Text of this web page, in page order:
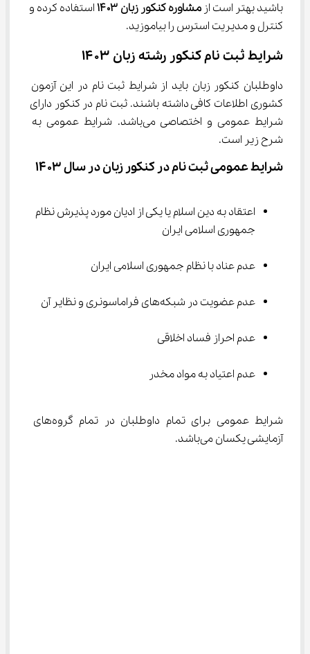
باشید بهتر است از مشاوره کنکور زبان ۱۴۰۳
استفاده کرده و
کنترل و مدیریت استرس را بیاموزید.
شرایط ثبت نام کنکور رشته زبان ۱۴۰۳
داوطلبان کنکور زبان باید از شرایط ثبت نام در این آزمون
کشوری اطلاعات کافی داشته باشند. ثبت نام در کنکور دارای
شرایط عمومی و اختصاصی می‌باشد. شرایط عمومی به
شرح زیر است.
شرایط عمومی ثبت نام در کنکور زبان در سال ۱۴۰۳
اعتقاد به دین اسلام یا یکی از ادیان مورد پذیرش نظام
جمهوری اسلامی ایران
عدم عناد با نظام جمهوری اسلامی ایران
عدم عضویت در شبکه‌های فراماسونری و نظایر آن
عدم احراز فساد اخلاقی
عدم اعتیاد به مواد مخدر
شرایط عمومی برای تمام داوطلبان در تمام گروه‌های
آزمایشی یکسان می‌باشد.